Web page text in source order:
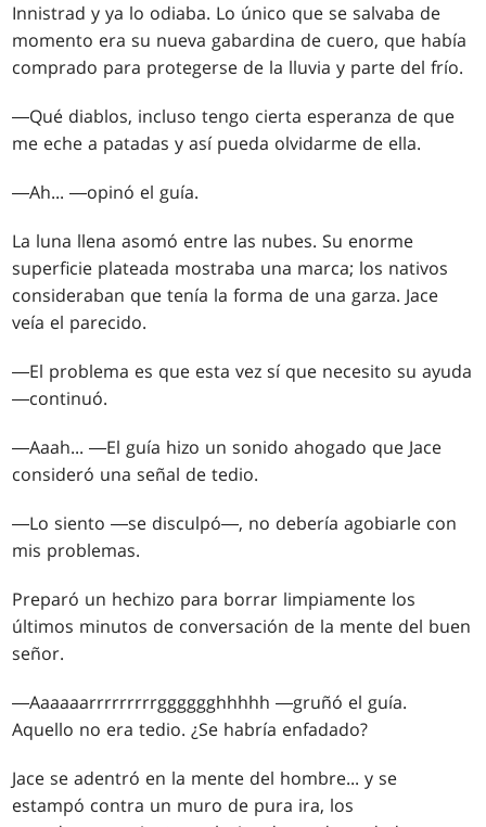
Innistrad y ya lo odiaba. Lo único que se salvaba de
momento era su nueva gabardina de cuero, que había
comprado para protegerse de la lluvia y parte del frío.
―Qué diablos, incluso tengo cierta esperanza de que
me eche a patadas y así pueda olvidarme de ella.
―Ah... ―opinó el guía.
La luna llena asomó entre las nubes. Su enorme
superficie plateada mostraba una marca; los nativos
consideraban que tenía la forma de una garza. Jace
veía el parecido.
―El problema es que esta vez sí que necesito su ayuda
―continuó.
―Aaah... ―El guía hizo un sonido ahogado que Jace
consideró una señal de tedio.
―Lo siento ―se disculpó―, no debería agobiarle con
mis problemas.
Preparó un hechizo para borrar limpiamente los
últimos minutos de conversación de la mente del buen
señor.
―Aaaaaarrrrrrrrrgggggghhhhh ―gruñó el guía.
Aquello no era tedio. ¿Se habría enfadado?
Jace se adentró en la mente del hombre... y se
estampó contra un muro de pura ira, los